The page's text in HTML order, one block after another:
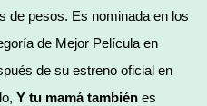
de pesos. Es nominada en los
de Mejor Película en
de su estreno oficial en
Y tu mamá también es